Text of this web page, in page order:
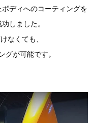
ディへのコーティングを
しました。
なくても、
グが可能です。